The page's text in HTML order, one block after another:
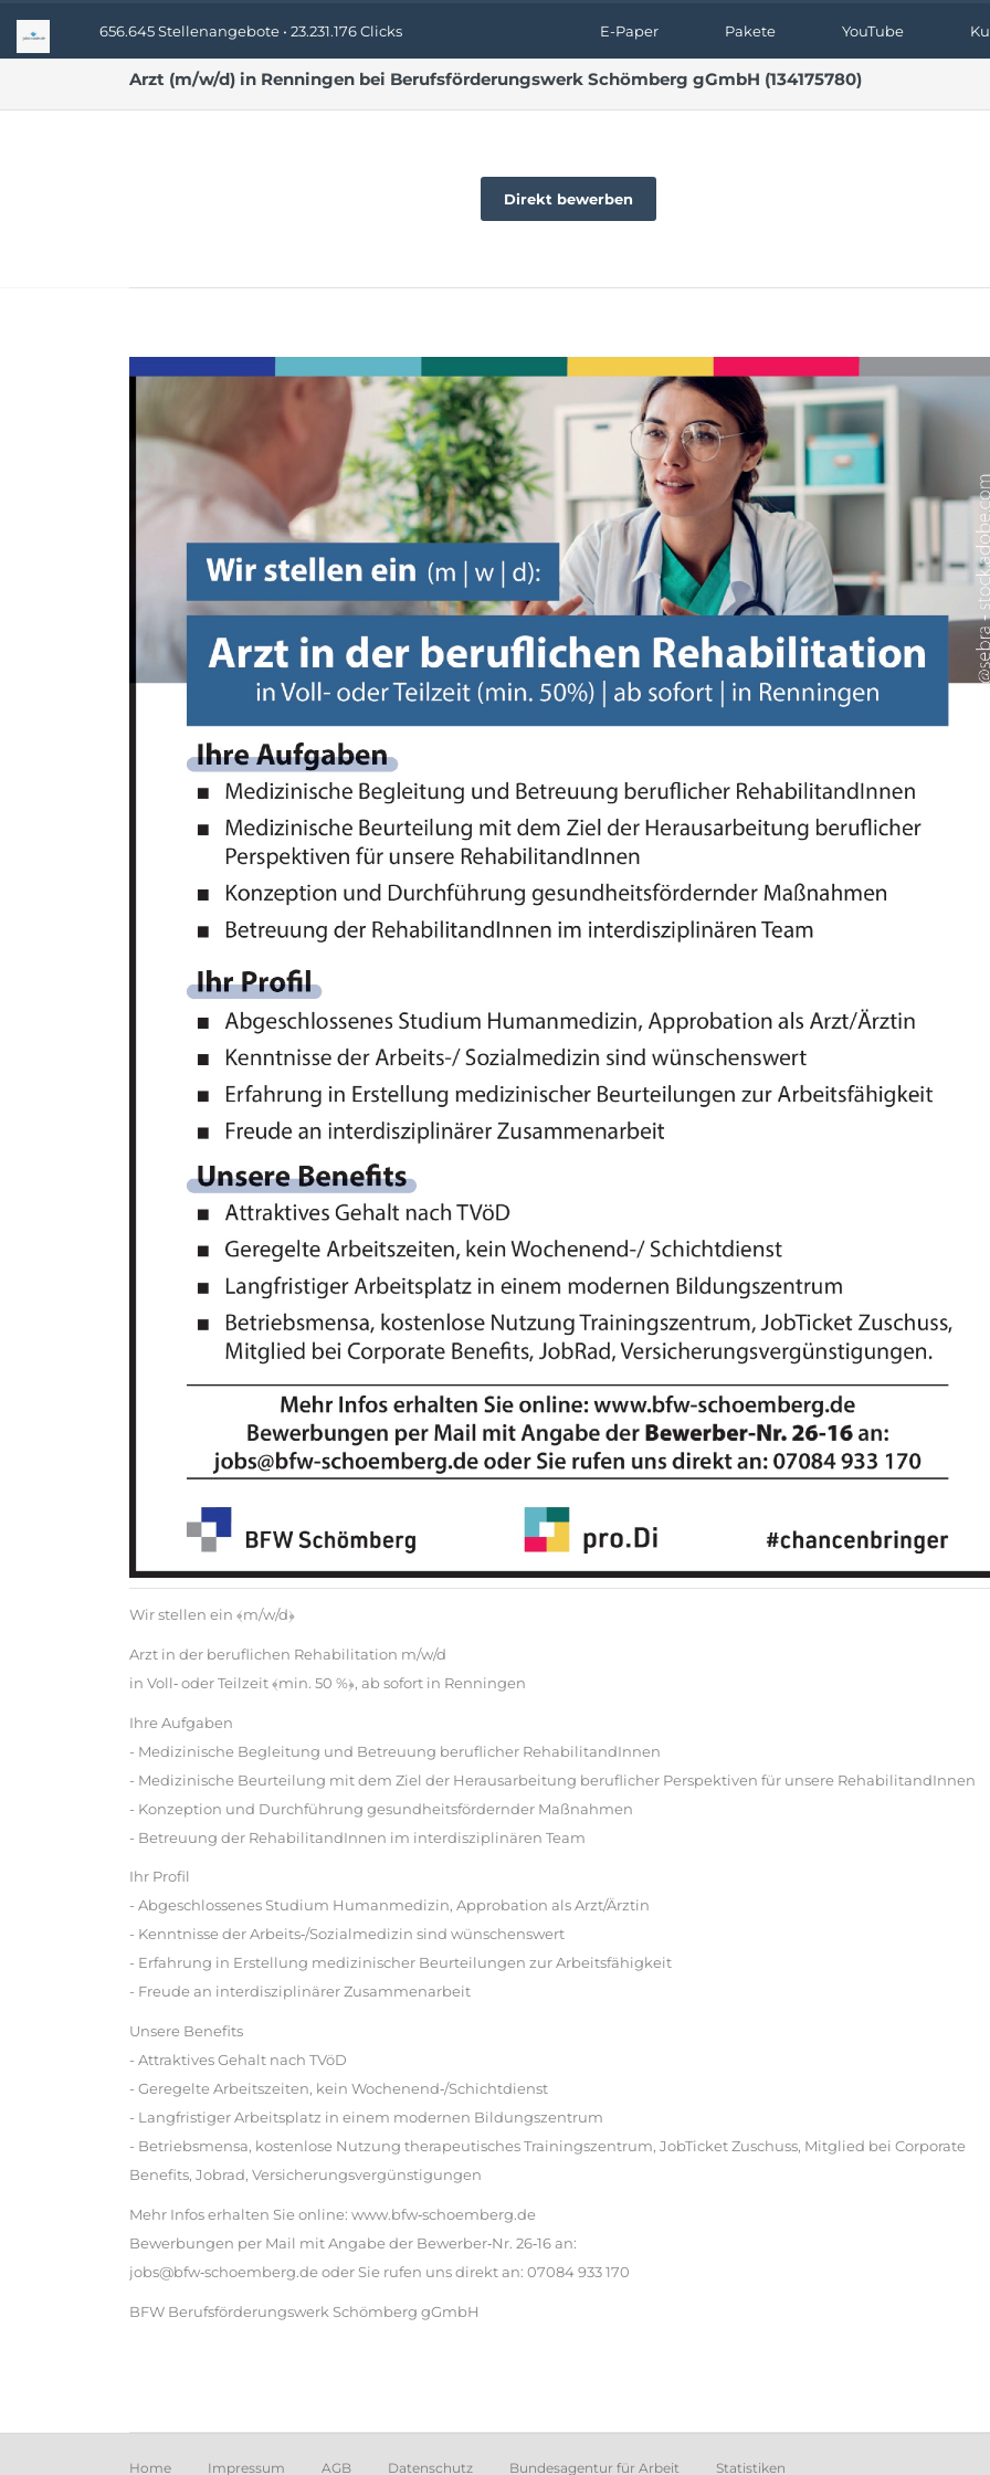
656.645 Stellenangebote • 23.231.176 Clicks E-Paper Pakete YouTube
Arzt (m/w/d) in Renningen bei Berufsförderungswerk Schömberg gGmbH (134175780)
Direkt bewerben
Wir stellen ein ﴾m/w/d﴿
Arzt in der beruflichen Rehabilitation m/w/d
in Voll‐ oder Teilzeit ﴾min. 50 %﴿, ab sofort in Renningen
Ihre Aufgaben
- Medizinische Begleitung und Betreuung beruflicher RehabilitandInnen
- Medizinische Beurteilung mit dem Ziel der Herausarbeitung beruflicher Perspektiven für unsere RehabilitandInnen
- Konzeption und Durchführung gesundheitsfördernder Maßnahmen
- Betreuung der RehabilitandInnen im interdisziplinären Team
Ihr Profil
- Abgeschlossenes Studium Humanmedizin, Approbation als Arzt/Ärztin
- Kenntnisse der Arbeits‐/Sozialmedizin sind wünschenswert
- Erfahrung in Erstellung medizinischer Beurteilungen zur Arbeitsfähigkeit
- Freude an interdisziplinärer Zusammenarbeit
Unsere Benefits
- Attraktives Gehalt nach TVöD
- Geregelte Arbeitszeiten, kein Wochenend‐/Schichtdienst
- Langfristiger Arbeitsplatz in einem modernen Bildungszentrum
- Betriebsmensa, kostenlose Nutzung therapeutisches Trainingszentrum, JobTicket Zuschuss, Mitglied bei Corporate
Benefits, Jobrad, Versicherungsvergünstigungen
Mehr Infos erhalten Sie online: www.bfw‐schoemberg.de
Bewerbungen per Mail mit Angabe der Bewerber‐Nr. 26‐16 an:
jobs@bfw‐schoemberg.de oder Sie rufen uns direkt an: 07084 933 170
BFW Berufsförderungswerk Schömberg gGmbH
Home Impressum AGB Datenschutz Bundesagentur für Arbeit Statistiken